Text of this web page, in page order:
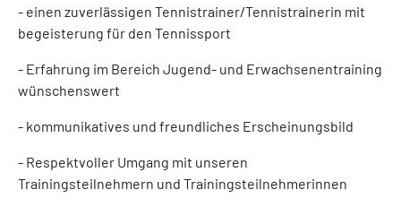
- einen zuverlässigen Tennistrainer/Tennistrainerin mit
begeisterung für den Tennissport
- Erfahrung im Bereich Jugend- und Erwachsenentraining
wünschenswert
- kommunikatives und freundliches Erscheinungsbild
- Respektvoller Umgang mit unseren
Trainingsteilnehmern und Trainingsteilnehmerinnen